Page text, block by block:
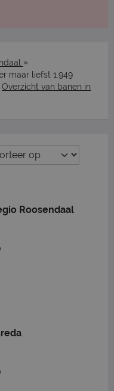
»
maar liefst 1.949
Overzicht van banen in
Roosendaal